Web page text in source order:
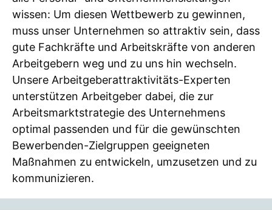
wissen: Um diesen Wettbewerb zu gewinnen,
muss unser Unternehmen so attraktiv sein, dass
gute Fachkräfte und Arbeitskräfte von anderen
Arbeitgebern weg und zu uns hin wechseln.
Unsere Arbeitgeberattraktivitäts-Experten
unterstützen Arbeitgeber dabei, die zur
Arbeitsmarktstrategie des Unternehmens
optimal passenden und für die gewünschten
Bewerbenden-Zielgruppen geeigneten
Maßnahmen zu entwickeln, umzusetzen und zu
kommunizieren.